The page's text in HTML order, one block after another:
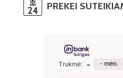
PREKEI